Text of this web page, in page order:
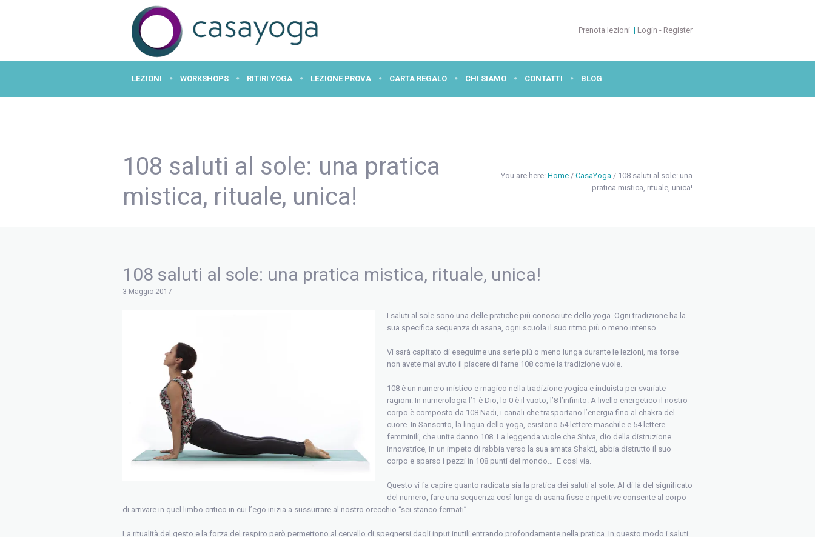
Prenota lezioni | Login - Register
LEZIONI WORKSHOPS RITIRI YOGA LEZIONE PROVA CARTA REGALO CHI SIAMO CONTATTI BLOG
108 saluti al sole: una pratica
mistica, rituale, unica!
You are here: Home / CasaYoga / 108 saluti al sole: una
pratica mistica, rituale, unica!
108 saluti al sole: una pratica mistica, rituale, unica!
3 Maggio 2017
I saluti al sole sono una delle pratiche più conosciute dello yoga. Ogni tradizione ha la
sua specifica sequenza di asana, ogni scuola il suo ritmo più o meno intenso…
Vi sarà capitato di eseguirne una serie più o meno lunga durante le lezioni, ma forse
non avete mai avuto il piacere di farne 108 come la tradizione vuole.
108 è un numero mistico e magico nella tradizione yogica e induista per svariate
ragioni. In numerologia l’1 è Dio, lo 0 è il vuoto, l’8 l’infinito. A livello energetico il nostro
corpo è composto da 108 Nadi, i canali che trasportano l’energia fino al chakra del
cuore. In Sanscrito, la lingua dello yoga, esistono 54 lettere maschile e 54 lettere
femminili, che unite danno 108. La leggenda vuole che Shiva, dio della distruzione
innovatrice, in un impeto di rabbia verso la sua amata Shakti, abbia distrutto il suo
corpo e sparso i pezzi in 108 punti del mondo… E così via.
Questo vi fa capire quanto radicata sia la pratica dei saluti al sole. Al di là del significato
del numero, fare una sequenza così lunga di asana fisse e ripetitive consente al corpo
di arrivare in quel limbo critico in cui l’ego inizia a sussurrare al nostro orecchio “sei stanco fermati”.
La ritualità del gesto e la forza del respiro però permettono al cervello di spegnersi dagli input inutili entrando profondamente nella pratica. In questo modo i saluti